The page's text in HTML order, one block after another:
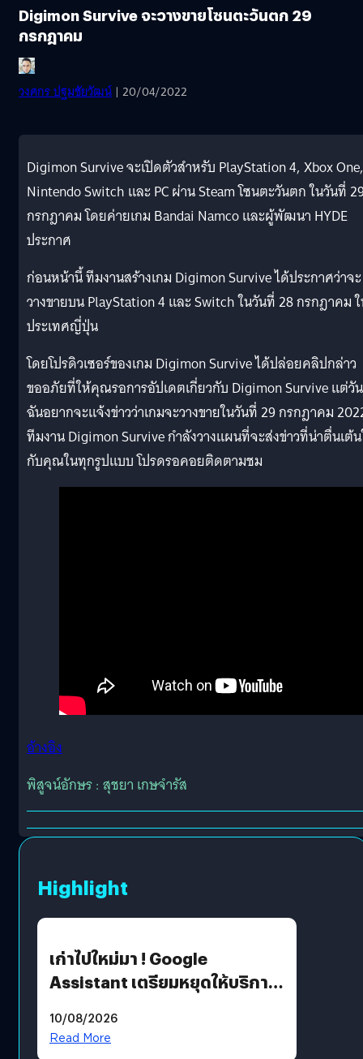
Digimon Survive จะวางขายโซนตะวันตก 29
กรกฎาคม
วงศกร ปฐมชัยวัฒน์ | 20/04/2022
Digimon Survive จะเปิดตัวสำหรับ PlayStation 4, Xbox One,
Nintendo Switch และ PC ผ่าน Steam โซนตะวันตก ในวันที่
กรกฎาคม โดยค่ายเกม Bandai Namco และผู้พัฒนา HYDE
ประกาศ
ก่อนหน้านี้ ทีมงานสร้างเกม Digimon Survive ได้ประกาศว่าจะ
วางขายบน PlayStation 4 และ Switch ในวันที่ 28 กรกฎาคม
ประเทศญี่ปุ่น
โดยโปรดิวเซอร์ของเกม Digimon Survive ได้ปล่อยคลิปกล่าว
ขออภัยที่ให้คุณรอการอัปเดตเกี่ยวกับ Digimon Survive แต่วั
ฉันอยากจะแจ้งข่าวว่าเกมจะวางขายในวันที่ 29 กรกฎาคม
ทีมงาน Digimon Survive กำลังวางแผนที่จะส่งข่าวที่น่าตื่นเต้
กับคุณในทุกรูปแบบ โปรดรอคอยติดตามชม
อ้างอิง
พิสูจน์อักษร : สุชยา เกษจำรัส
Highlight
เก่าไปใหม่มา ! Google
Assistant เตรียมหยุดให้บริการ
แทน
10/08/2026
Read More